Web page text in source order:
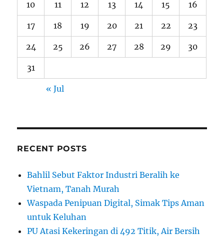
10 11 12 13 14 15 16
17 18 19 20 21 22 23
24 25 26 27 28 29 30
31
« Jul
RECENT POSTS
Bahlil Sebut Faktor Industri Beralih ke
Vietnam, Tanah Murah
Waspada Penipuan Digital, Simak Tips Aman
untuk Keluhan
PU Atasi Kekeringan di 492 Titik, Air Bersih